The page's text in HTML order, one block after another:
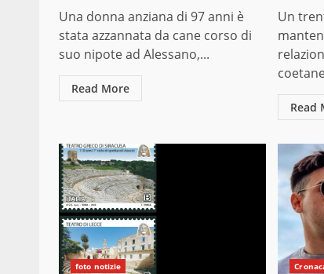
Una donna anziana di 97 anni è
stata azzannata da cane corso di
suo nipote ad Alessano,...
Read More
Un
Read
foto notizie